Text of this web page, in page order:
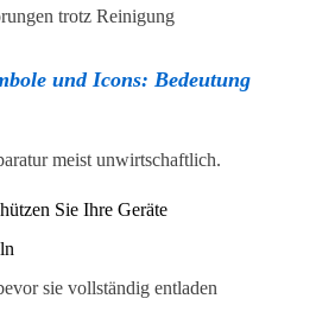
trotz Reinigung
und Icons: Bedeutung
meist unwirtschaftlich.
Sie Ihre Geräte
sie vollständig entladen